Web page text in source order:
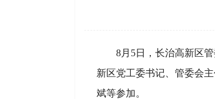
8月5日，长治高新区
新区党工委书记、管委会
斌等参加。